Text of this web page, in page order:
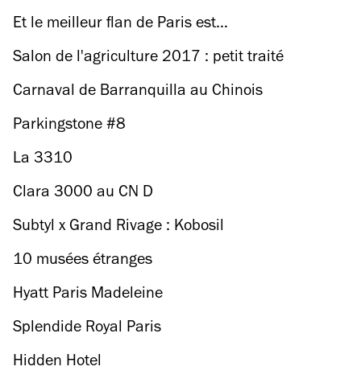
Et le meilleur flan de Paris est…
Salon de l'agriculture 2017 : petit traité
d'orientation
Carnaval de Barranquilla au Chinois
Parkingstone #8
La 3310
Clara 3000 au CN D
Subtyl x Grand Rivage : Kobosil
10 musées étranges
Hyatt Paris Madeleine
Splendide Royal Paris
Hidden Hotel